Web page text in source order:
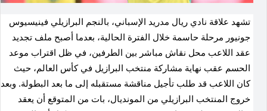
تشهد علاقة نادي ريال مدريد الإسباني، بالنجم البرازيلي فينيسيوس
جونيور مرحلة حاسمة خلال الفترة الحالية، بعدما أصبح ملف تجديد
عقد اللاعب محل نقاش مباشر بين الطرفين، في ظل اقتراب موعد
الحسم عقب نهاية مشاركة منتخب البرازيل في كأس العالم، حيث
كان اللاعب قد طلب تأجيل مناقشة مستقبله إلى ما بعد البطولة. وبعد
خروج المنتخب البرازيلي من المونديال، بات من المتوقع أن يعقد